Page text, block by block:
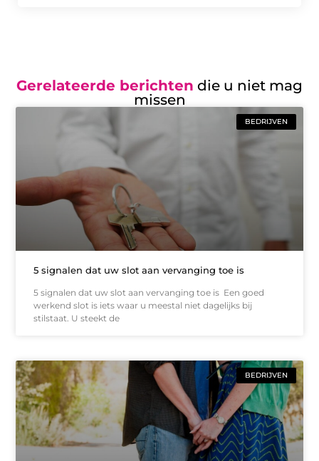
Gerelateerde berichten die u niet mag
missen
BEDRIJVEN
5 signalen dat uw slot aan vervanging toe is
5 signalen dat uw slot aan vervanging toe is Een goed
werkend slot is iets waar u meestal niet dagelijks bij
stilstaat. U steekt de
BEDRIJVEN